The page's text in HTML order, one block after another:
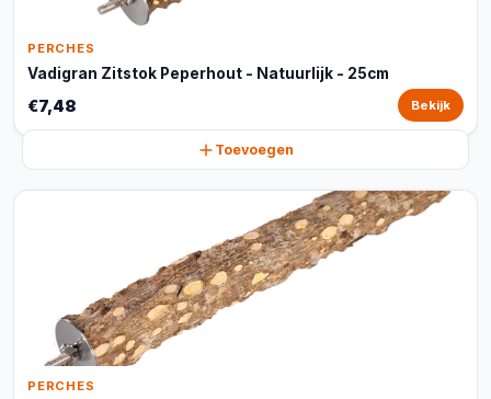
PERCHES
Vadigran Zitstok Peperhout - Natuurlijk - 25cm
€7,48 Bekijk
Toevoegen
PERCHES